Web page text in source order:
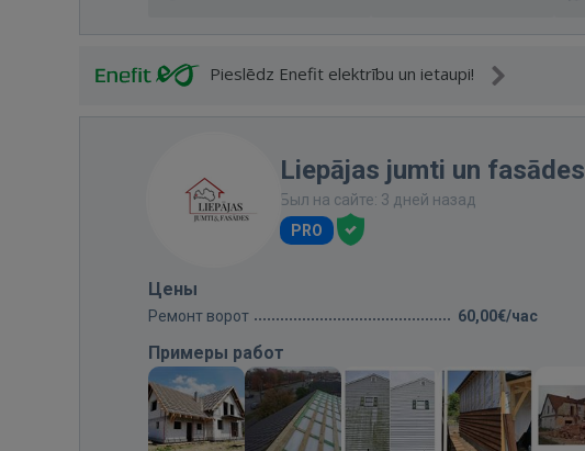
Pieslēdz Enefit elektrību un ietaupi!
Liepājas jumti un fasādes
Был на сайте: 3 дней назад
PRO
Цены
Ремонт ворот 60,00€/час
Примеры работ